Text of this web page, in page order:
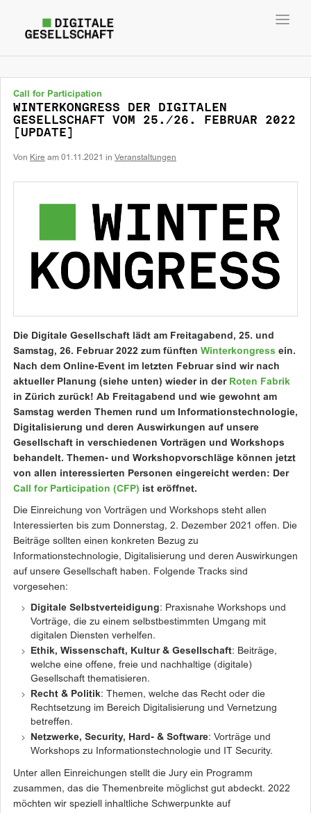
Call for Participation
WINTERKONGRESS DER DIGITALEN
GESELLSCHAFT VOM 25./26. FEBRUAR 2022
[UPDATE]
Von Kire am 01.11.2021 in Veranstaltungen
Die Digitale Gesellschaft lädt am Freitagabend, 25. und
Samstag, 26. Februar 2022 zum fünften Winterkongress ein.
Nach dem Online-Event im letzten Februar sind wir nach
aktueller Planung (siehe unten) wieder in der Roten Fabrik
in Zürich zurück! Ab Freitagabend und wie gewohnt am
Samstag werden Themen rund um Informationstechnologie,
Digitalisierung und deren Auswirkungen auf unsere
Gesellschaft in verschiedenen Vorträgen und Workshops
behandelt. Themen- und Workshopvorschläge können jetzt
von allen interessierten Personen eingereicht werden: Der
Call for Participation (CFP) ist eröffnet.
Die Einreichung von Vorträgen und Workshops steht allen
Interessierten bis zum Donnerstag, 2. Dezember 2021 offen. Die
Beiträge sollten einen konkreten Bezug zu
Informationstechnologie, Digitalisierung und deren Auswirkungen
auf unsere Gesellschaft haben. Folgende Tracks sind
vorgesehen:
Digitale Selbstverteidigung: Praxisnahe Workshops und
Vorträge, die zu einem selbstbestimmten Umgang mit
digitalen Diensten verhelfen.
Ethik, Wissenschaft, Kultur & Gesellschaft: Beiträge,
welche eine offene, freie und nachhaltige (digitale)
Gesellschaft thematisieren.
Recht & Politik: Themen, welche das Recht oder die
Rechtsetzung im Bereich Digitalisierung und Vernetzung
betreffen.
Netzwerke, Security, Hard- & Software: Vorträge und
Workshops zu Informationstechnologie und IT Security.
Unter allen Einreichungen stellt die Jury ein Programm
zusammen, das die Themenbreite möglichst gut abdeckt. 2022
möchten wir speziell inhaltliche Schwerpunkte auf